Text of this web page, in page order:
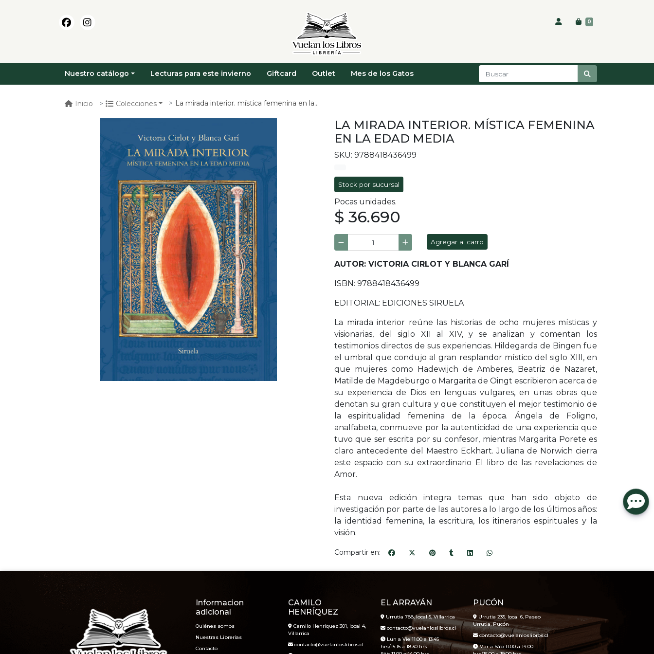
0
Nuestro catálogo Lecturas para este invierno Giftcard Outlet Mes de los Gatos
Inicio Colecciones La mirada interior. mística femenina en la edad media
LA MIRADA INTERIOR. MÍSTICA FEMENINA
EN LA EDAD MEDIA
SKU: 9788418436499
Stock por sucursal
Pocas unidades.
$ 36.690
Agregar al carro
AUTOR: VICTORIA CIRLOT Y BLANCA GARÍ
ISBN: 9788418436499
EDITORIAL: EDICIONES SIRUELA
La mirada interior reúne las historias de ocho mujeres místicas y
visionarias, del siglo XII al XIV, y se analizan y comentan los
testimonios directos de sus experiencias. Hildegarda de Bingen fue
el umbral que condujo al gran resplandor místico del siglo XIII, en
que mujeres como Hadewijch de Amberes, Beatriz de Nazaret,
Matilde de Magdeburgo o Margarita de Oingt escribieron acerca de
su experiencia de Dios en lenguas vulgares, en unas obras que
denotan su gran cultura y que constituyen el mejor testimonio de
la espiritualidad femenina de la época. Ángela de Foligno,
analfabeta, conmueve por la autenticidad de una experiencia que
tuvo que ser escrita por su confesor, mientras Margarita Porete es
claro antecedente del Maestro Eckhart. Juliana de Norwich cierra
este espacio con su extraordinario El libro de las revelaciones de
Amor.
Esta nueva edición integra temas que han sido objeto de
investigación por parte de las autores a lo largo de los últimos años:
la identidad femenina, la escritura, los itinerarios espirituales y la
visión.
Compartir en:
Informacion
adicional
Quiénes somos
Nuestras Librerías
Contacto
CAMILO
HENRÍQUEZ
Camilo Henríquez 301, local 4,
Villarrica
contacto@vuelanloslibros.cl
EL ARRAYÁN
Urrutia 788, local 5, Villarrica
contacto@vuelanloslibros.cl
Lun a Vie 11.00 a 13.45
hrs/15.15 a 18.30 hrs
PUCÓN
Urrutia 235, local 6, Paseo
Urrutia, Pucón
contacto@vuelanloslibros.cl
Mar a Sáb 11.00 a 14.00